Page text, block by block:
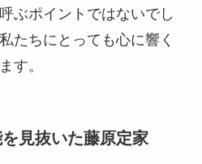
ぶポイントではないでし
たちにとっても心に響く
す。
見抜いた藤原定家